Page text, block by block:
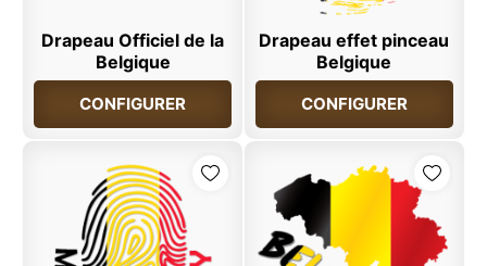
Drapeau Officiel de la
Belgique
CONFIGURER
Drapeau effet pinceau
Belgique
CONFIGURER